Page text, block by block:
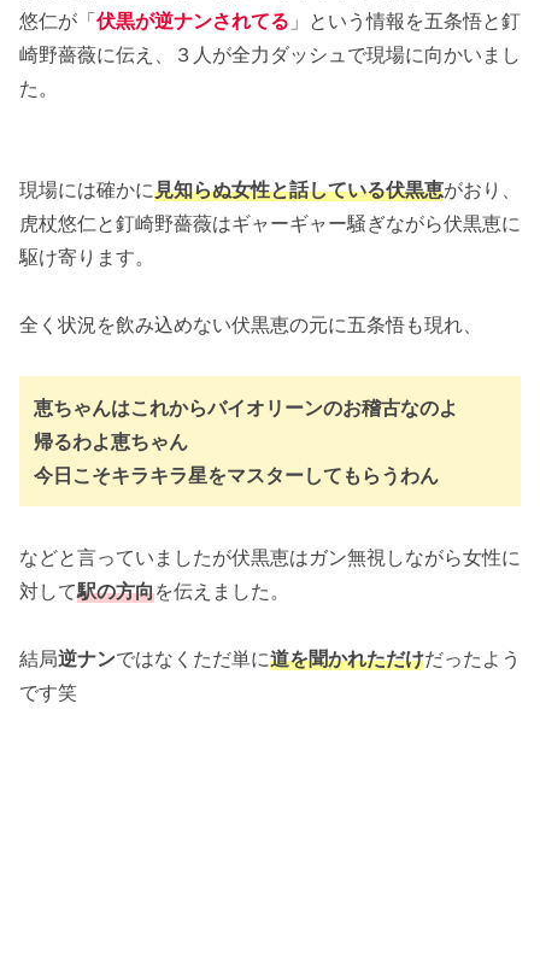
悠仁が「伏黒が逆ナンされてる 」という情報を五条悟と釘
崎野薔薇に伝え、３人が全力ダッシュで現場に向かいまし
た。
現場には確かに見知らぬ女性と話している伏黒恵がおり、
虎杖悠仁と釘崎野薔薇はギャーギャー騒ぎながら伏黒恵に
駆け寄ります。
全く状況を飲み込めない伏黒恵の元に五条悟も現れ、
恵ちゃんはこれからバイオリーンのお稽古なのよ
帰るわよ恵ちゃん
今日こそキラキラ星をマスターしてもらうわん
などと言っていましたが伏黒恵はガン無視しながら女性に
対して駅の方向を伝えました。
結局逆ナンではなくただ単に道を聞かれただけだったよう
です笑